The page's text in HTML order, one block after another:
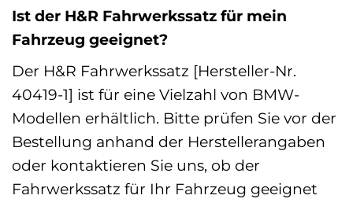
Ist der H&R Fahrwerkssatz für mein
Fahrzeug geeignet?
Der H&R Fahrwerkssatz [Hersteller-Nr.
40419-1] ist für eine Vielzahl von BMW-
Modellen erhältlich. Bitte prüfen Sie vor der
Bestellung anhand der Herstellerangaben
oder kontaktieren Sie uns, ob der
Fahrwerkssatz für Ihr Fahrzeug geeignet